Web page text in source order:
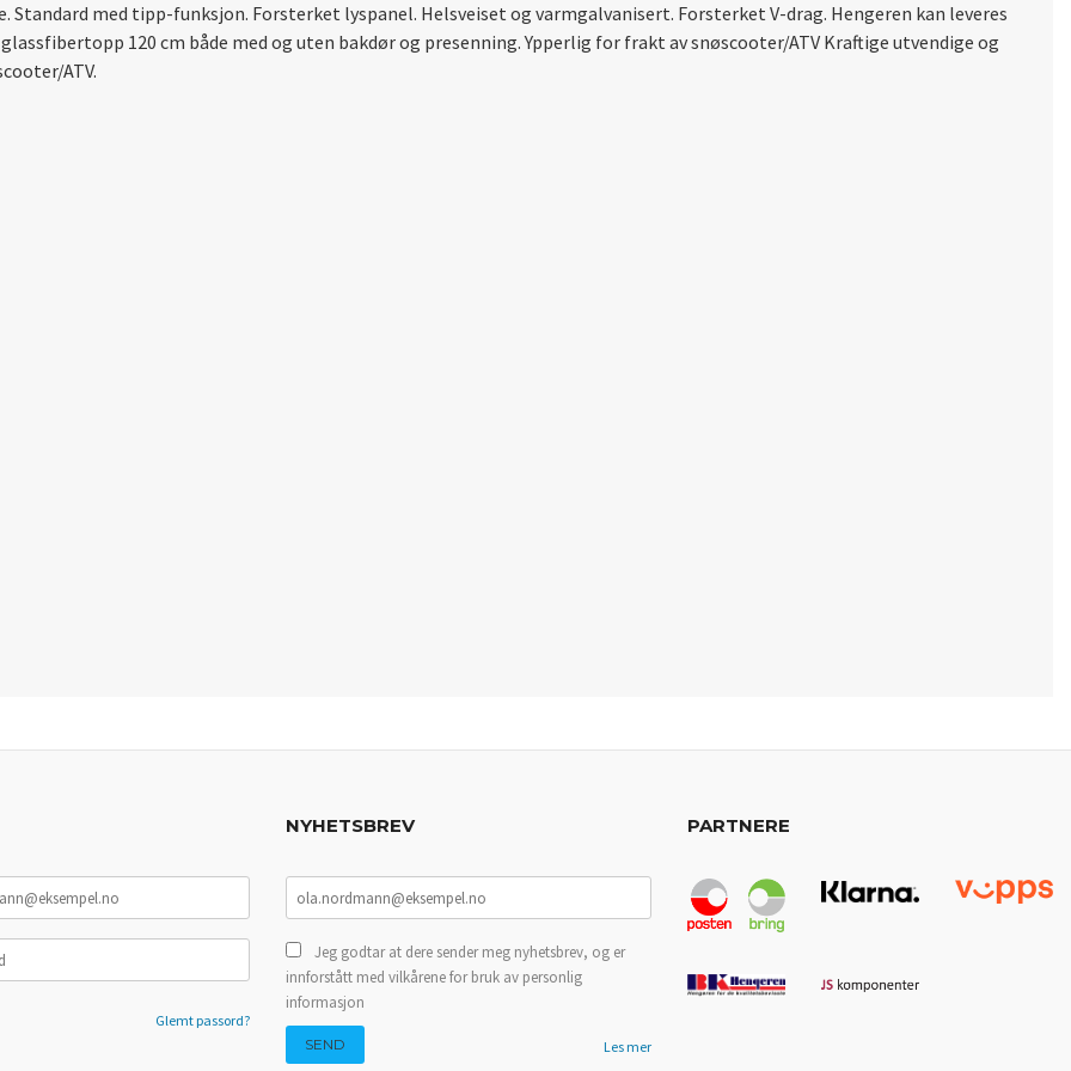
med tipp-funksjon. Forsterket lyspanel. Helsveiset og varmgalvanisert. Forsterket V-drag. Hengeren kan leveres
120 cm både med og uten bakdør og presenning. Ypperlig for frakt av snøscooter/ATV Kraftige utvendige og
ATV.
Glemt passord?
NYHETSBREV
Jeg godtar at dere sender meg nyhetsbrev, og er
innforstått med vilkårene for bruk av personlig
informasjon
Les mer
PARTNERE